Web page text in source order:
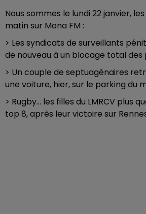
Nous sommes le lundi 22 janvier,
matin sur Mona FM :
> Les syndicats de surveillants
de nouveau à un blocage total des
> Un couple de septuagénaires
une voiture, hier, sur le parking du
> Rugby... les filles du LMRCV plus
top 8, après leur victoire sur